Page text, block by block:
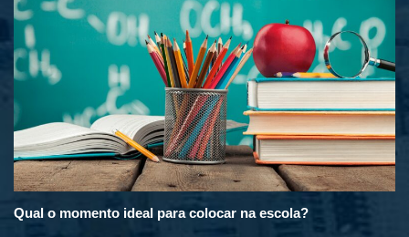
Qual o momento ideal para colocar na escola?